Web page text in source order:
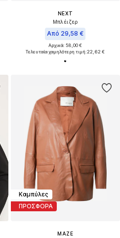
NEXT
Μπλέιζερ
Από 29,58 €
Αρχικά: 58,00 €
Τελευταία χαμηλότερη τιμή:22,62 €
Καμπύλες
ΠΡΟΣΦΟΡΑ
MAZE